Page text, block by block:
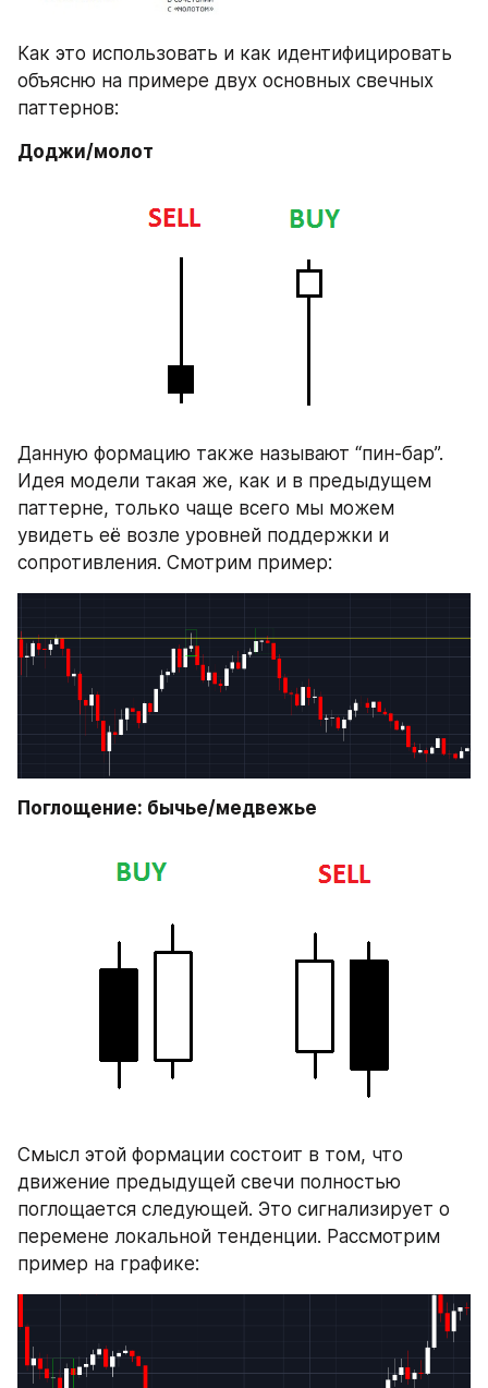
Как это использовать и как идентифицировать
объясню на примере двух основных свечных
паттернов:
Доджи/молот
Данную формацию также называют “пин-бар”.
Идея модели такая же, как и в предыдущем
паттерне, только чаще всего мы можем
увидеть её возле уровней поддержки и
сопротивления. Смотрим пример:
Поглощение: бычье/медвежье
Смысл этой формации состоит в том, что
движение предыдущей свечи полностью
поглощается следующей. Это сигнализирует о
перемене локальной тенденции. Рассмотрим
пример на графике: